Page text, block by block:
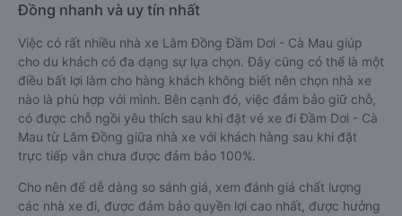
Đồng nhanh và uy tín nhất
Việc có rất nhiều nhà xe Lâm Đồng Đầm Dơi - Cà Mau giúp
cho du khách có đa dạng sự lựa chọn. Đây cũng có thể là một
điều bất lợi làm cho hàng khách không biết nên chọn nhà xe
nào là phù hợp với mình. Bên cạnh đó, việc đảm bảo giữ chỗ,
có được chỗ ngồi yêu thích sau khi đặt vé xe đi Đầm Dơi - Cà
Mau từ Lâm Đồng giữa nhà xe với khách hàng sau khi đặt
trực tiếp vẫn chưa được đảm bảo 100%.
Cho nên để dễ dàng so sánh giá, xem đánh giá chất lượng
các nhà xe đi, được đảm bảo quyền lợi cao nhất, được hưởng